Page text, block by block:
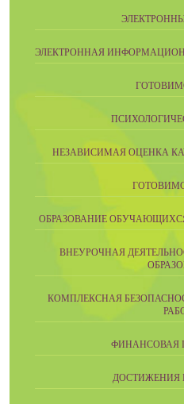
ЭЛЕКТРОННАЯ
НЕЗАВИСИМАЯ ОЦЕНКА
ОБРАЗОВАНИЕ
ВНЕУРОЧНАЯ
КОМПЛЕКСНАЯ
ФИНАНСОВАЯ
ДОСТИЖЕНИЯ